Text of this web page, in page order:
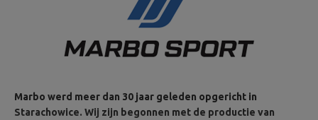
Marbo werd meer dan 30 jaar geleden opgericht in
Starachowice. Wij zijn begonnen met de productie van